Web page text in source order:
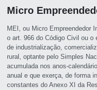
Micro
MEI, ou Micro Empreendedor
o art. 966 do Código Civil ou o
de industrialização,
rural, optante pelo Simples
acumulada nos anos-
anual e que exerça, de forma
constantes do Anexo XI da